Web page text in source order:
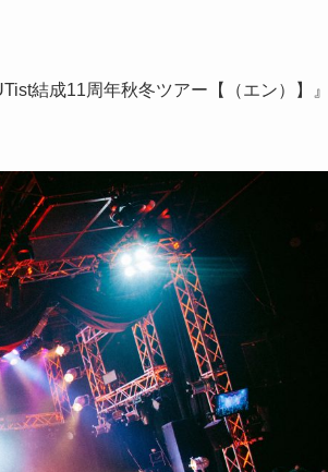
結成11周年秋冬ツアー【（エン）】